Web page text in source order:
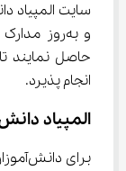
انجام پذیرد.
المپیاد